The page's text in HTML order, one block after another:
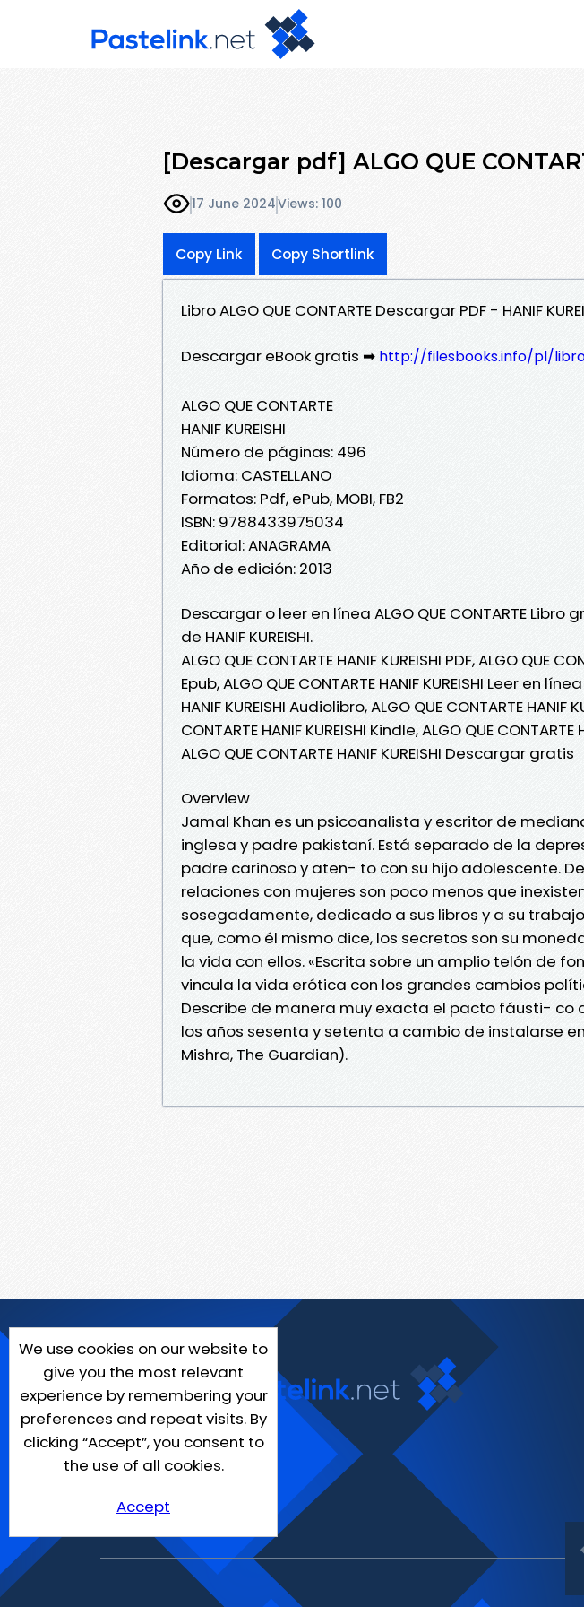
[Descargar pdf] ALGO QUE
17 June 2024Views: 100
Copy Link Copy Shortlink
Libro ALGO QUE CONTARTE Descargar PDF - HANIF
Descargar eBook gratis ➡ http://filesbooks.info/pl/
ALGO QUE CONTARTE
HANIF KUREISHI
Número de páginas: 496
Idioma: CASTELLANO
Formatos: Pdf, ePub, MOBI, FB2
ISBN: 9788433975034
Editorial: ANAGRAMA
Año de edición: 2013
Descargar o leer en línea ALGO QUE CONTARTE Libro
de HANIF KUREISHI.
ALGO QUE CONTARTE HANIF KUREISHI PDF, ALGO QUE
Epub, ALGO QUE CONTARTE HANIF KUREISHI Leer en
HANIF KUREISHI Audiolibro, ALGO QUE CONTARTE HANIF
CONTARTE HANIF KUREISHI Kindle, ALGO QUE CONTARTE
ALGO QUE CONTARTE HANIF KUREISHI Descargar gratis
Overview
Jamal Khan es un psicoanalista y escritor de
inglesa y padre pakistaní. Está separado de la
padre cariñoso y aten- to con su hijo adolescente.
relaciones con mujeres son poco menos que
sosegadamente, dedicado a sus libros y a su
que, como él mismo dice, los secretos son su
la vida con ellos. «Escrita sobre un amplio telón de
vincula la vida erótica con los grandes cambios
Describe de manera muy exacta el pacto fáusti- co
los años sesenta y setenta a cambio de instalarse
Mishra, The Guardian).
We use cookies on our website to
give you the most relevant
experience by remembering your
preferences and repeat visits. By
clicking “Accept”, you consent to
the use of all cookies.
Accept